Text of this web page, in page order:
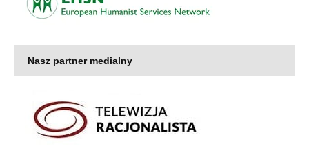
Nasz partner medialny